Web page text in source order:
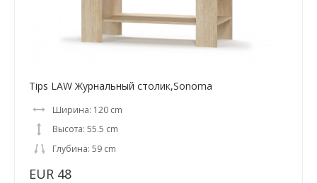
Tips LAW Журнальный столик,Sonoma
Ширина: 120 cm
Высота: 55.5 cm
Глубина: 59 cm
EUR 48